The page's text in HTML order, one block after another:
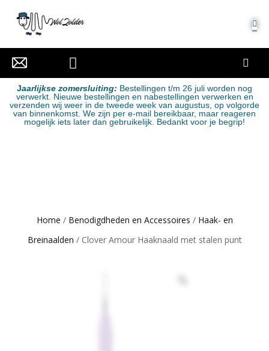
Jaarlijkse zomersluiting: Bestellingen t/m 26 juli worden nog
verwerkt. Nieuwe bestellingen en nabestellingen verwerken en
verzenden wij weer in de tweede week van augustus, op volgorde
van binnenkomst. We zijn per e-mail bereikbaar, maar reageren
mogelijk iets later dan gebruikelijk. Bedankt voor je begrip!
Home / Benodigdheden en Accessoires / Haak- en
Breinaalden / Clover Amour Haaknaald met stalen punt